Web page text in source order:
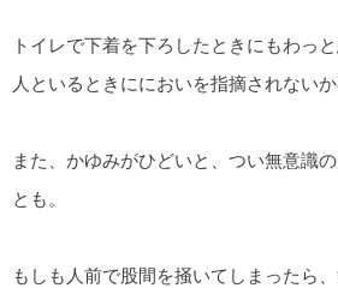
トイレで下着を下ろしたときにもわっ
人といるときににおいを指摘されないか
また、かゆみがひどいと、つい無意識
とも。
もしも人前で股間を掻いてしまったら